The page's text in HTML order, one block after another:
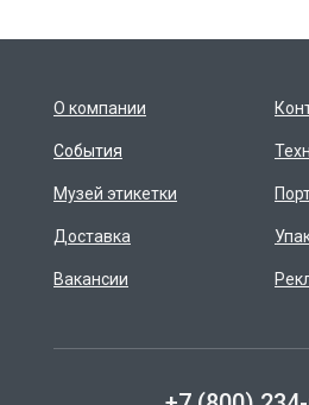
О компании
События
Музей этикетки
Доставка
Вакансии